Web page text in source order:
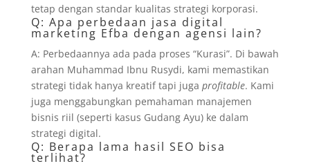
tetap dengan standar kualitas strategi korporasi.
Q: Apa perbedaan jasa digital
marketing Efba dengan agensi lain?
A: Perbedaannya ada pada proses “Kurasi”. Di bawah
arahan Muhammad Ibnu Rusydi, kami memastikan
strategi tidak hanya kreatif tapi juga profitable. Kami
juga menggabungkan pemahaman manajemen
bisnis riil (seperti kasus Gudang Ayu) ke dalam
strategi digital.
Q: Berapa lama hasil SEO bisa
terlihat?